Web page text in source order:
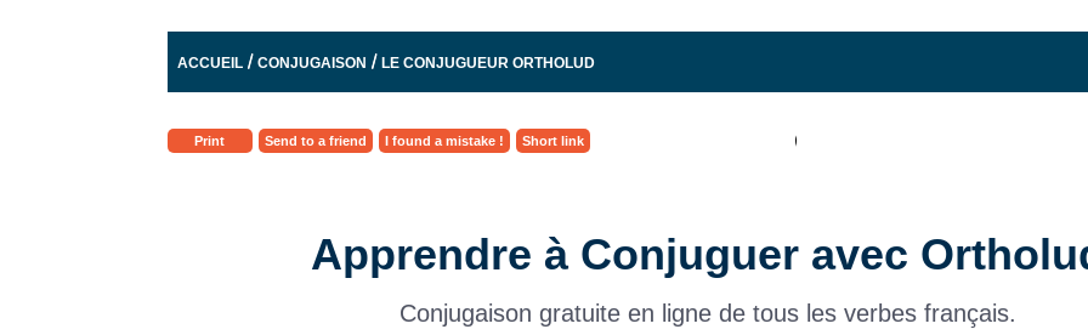
ACCUEIL /CONJUGAISON /LE CONJUGUEUR ORTHOLUD
Print Send to a friend I found a mistake ! Short link
Apprendre à Conjuguer avec
Conjugaison gratuite en ligne de tous les verbes français.